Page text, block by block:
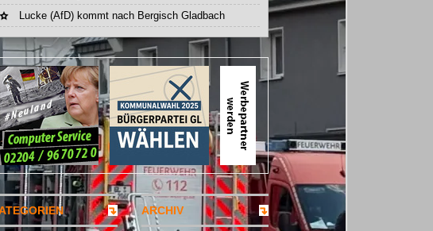
Lucke (AfD) kommt nach Bergisch Gladbach
ARCHIV